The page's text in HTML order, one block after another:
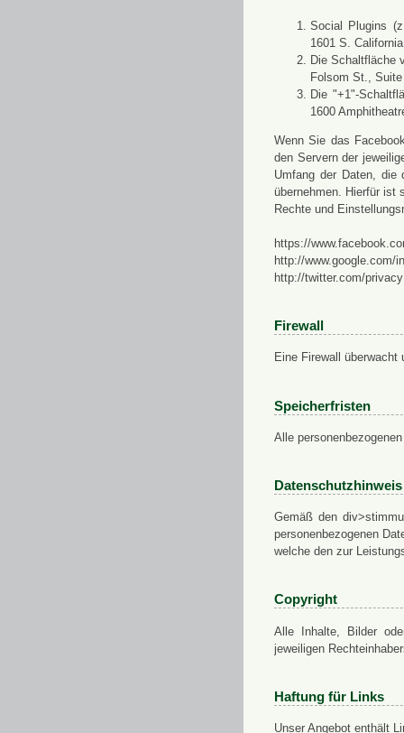
Social Plugins
1601 S.
Die Schaltfläche
Folsom St.,
Die "+1"-
1600
Wenn Sie das
den Servern der
Umfang der Daten, die
übernehmen. Hierfür ist
Rechte und
https://
http://www.google.com/
http://twitter.com/privacy
Firewall
Eine Firewall
Speicherfristen
Alle
Datenschutzhinweis
Gemäß den
personenbezogenen
welche den zur
Copyright
Alle Inhalte, Bilder
jeweiligen
Haftung für Links
Unser Angebot enthält